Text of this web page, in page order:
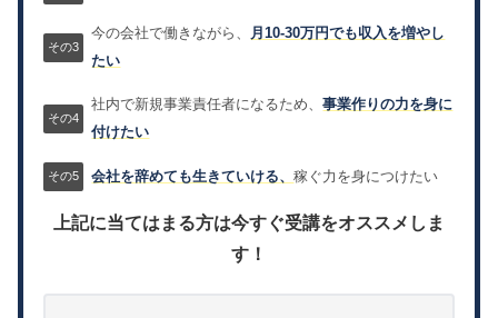
今の会社で働きながら、
月10-30万円でも収入を増やし
たい
社内で新規事業責任者になるため、事業作りの力を身に
付けたい
会社を辞めても生きていける、稼ぐ力を身につけたい
上記に当てはまる方は今すぐ受講をオススメしま
す！